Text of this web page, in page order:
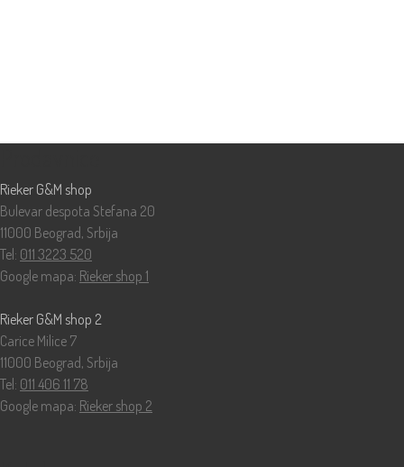
Rieker G&M shop
Bulevar despota Stefana 20
11000 Beograd, Srbija
Tel: 011 3223 520
Google mapa: Rieker shop 1
Rieker G&M shop 2
Carice Milice 7
11000 Beograd, Srbija
Tel: 011 406 11 78
Google mapa: Rieker shop 2